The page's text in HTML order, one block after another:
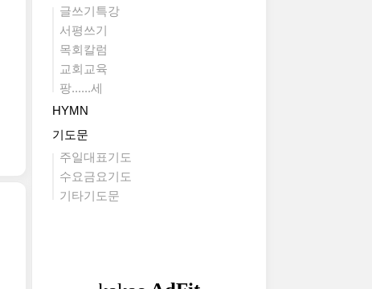
글쓰기특강
서평쓰기
목회칼럼
교회교육
팡......세
HYMN
기도문
주일대표기도
수요금요기도
기타기도문